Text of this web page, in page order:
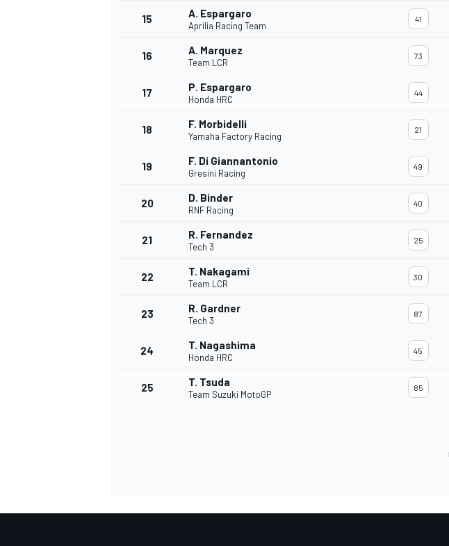
15 A. Espargaro
Aprilia Racing Team
41
16 A. Marquez
Team LCR
73
17 P. Espargaro
Honda HRC
44
18 F. Morbidelli
Yamaha Factory Racing
21
19 F. Di Giannantonio
Gresini Racing
49
20 D. Binder
RNF Racing
40
21 R. Fernandez
Tech 3
25
22 T. Nakagami
Team LCR
30
23 R. Gardner
Tech 3
87
24 T. Nagashima
Honda HRC
45
25 T. Tsuda
Team Suzuki MotoGP
85